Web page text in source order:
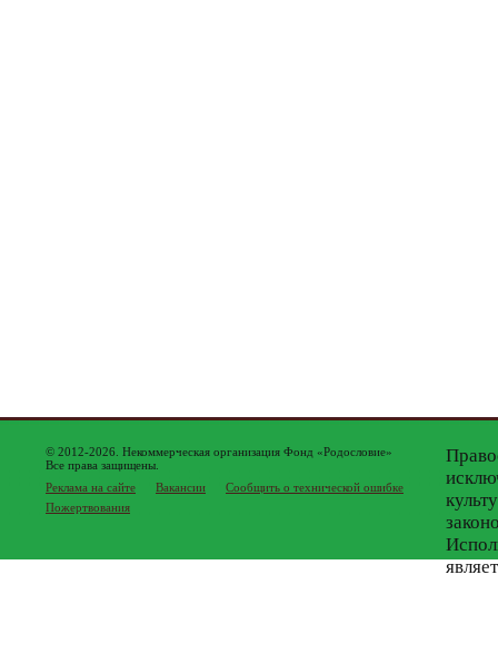
© 2012-2026. Некоммерческая организация Фонд «Родословие»
Все права защищены.
Реклама на сайте
Вакансии
Сообщить о технической ошибке
Пожертвования